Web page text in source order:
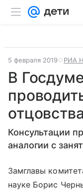
5 февраля 2019 РИА
В
отцовства
Консультации
аналогии с
Замглавы
науке Борис